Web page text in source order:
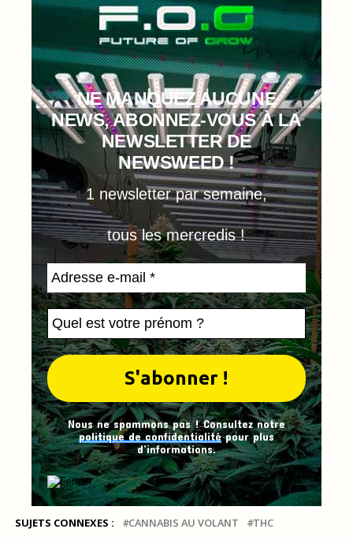
NE MANQUEZ AUCUNE
NEWS, ABONNEZ-VOUS À LA
NEWSLETTER DE
NEWSWEED !
1 newsletter par semaine,
tous les mercredis !
Nous ne spammons pas ! Consultez notre
politique de confidentialitépour plus
d’informations.
SUJETS CONNEXES : CANNABIS AU VOLANT THC